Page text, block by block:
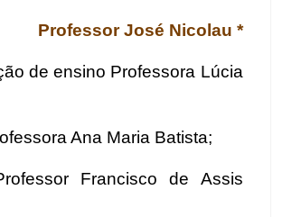
Professor José Nicolau *
de ensino Professora Lúcia
Ana Maria Batista;
Francisco de Assis